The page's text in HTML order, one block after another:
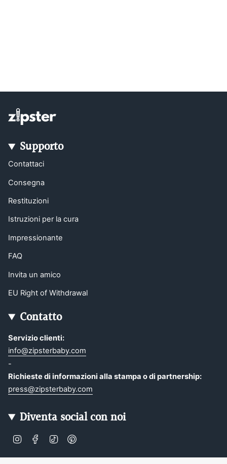
Supporto
Contattaci
Consegna
Restituzioni
Istruzioni per la cura
Impressionante
FAQ
Invita un amico
EU Right of Withdrawal
Contatto
Servizio clienti:
info@zipsterbaby.com
-
Richieste di informazioni alla stampa o di partnership:
press@zipsterbaby.com
Diventa social con noi
InstagramFacebook
TikTok